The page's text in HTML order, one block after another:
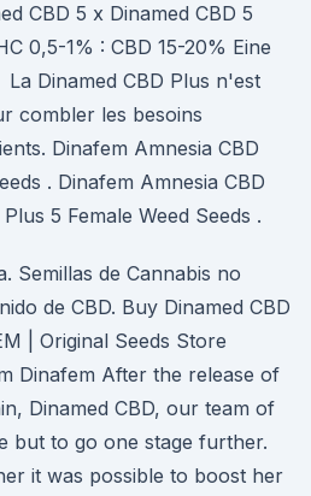
CBD 5 x Dinamed CBD 5
0,5-1% : CBD 15-20% Eine
Dinamed CBD Plus n'est
combler les besoins
Dinafem Amnesia CBD
. Dinafem Amnesia CBD
5 Female Weed Seeds .
Semillas de Cannabis no
de CBD. Buy Dinamed CBD
| Original Seeds Store
Dinafem After the release of
Dinamed CBD, our team of
but to go one stage further.
it was possible to boost her